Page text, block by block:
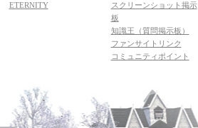
ETERNITY
スクリーンショット掲示
板
知識王（質問掲示板）
ファンサイトリンク
コミュニティポイント